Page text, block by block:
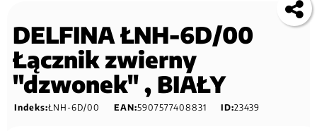
DELFINA ŁNH-6D/00
Łącznik zwierny
"dzwonek" , BIAŁY
Indeks:ŁNH-6D/00 EAN:5907577408831 ID:23439